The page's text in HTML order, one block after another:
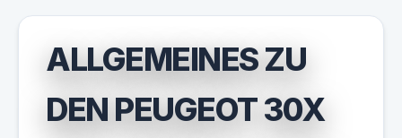
ALLGEMEINES ZU
DEN PEUGEOT 30X